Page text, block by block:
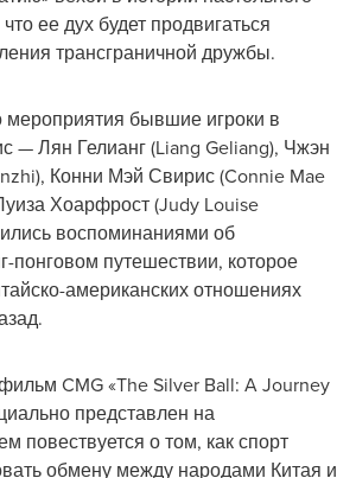
ее дух будет продвигаться
трансграничной дружбы.
бывшие игроки в
— Лян Гелианг (Liang Geliang), Чжэн
Конни Мэй Свирис (Connie Mae
Хоарфрост (Judy Louise
воспоминаниями об
понговом путешествии, которое
американских отношениях
CMG «The Silver Ball: A Journey
представлен на
повествуется о том, как спорт
обмену между народами Китая и